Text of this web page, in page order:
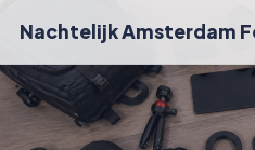
Nachtelijk Amsterdam